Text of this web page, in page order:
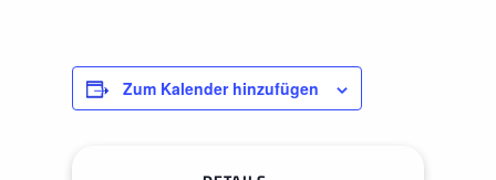
Zum Kalender hinzufügen